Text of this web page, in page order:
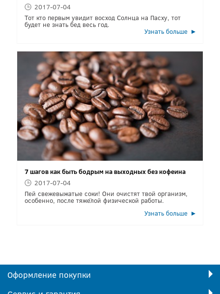
2017-07-04
Тот кто первым увидит восход Солнца на Пасху, тот
будет не знать бед весь год.
Узнать больше
7 шагов как быть бодрым на выходных без кофеина
2017-07-04
Пей свежевыжатые соки! Они очистят твой организм,
особенно, после тяжёлой физической работы.
Узнать больше
Оформление покупки